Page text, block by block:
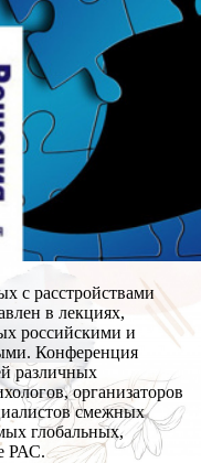
с расстройствами
в лекциях,
российскими и
Конференция
различных
организаторов
смежных
глобальных,
РАС.